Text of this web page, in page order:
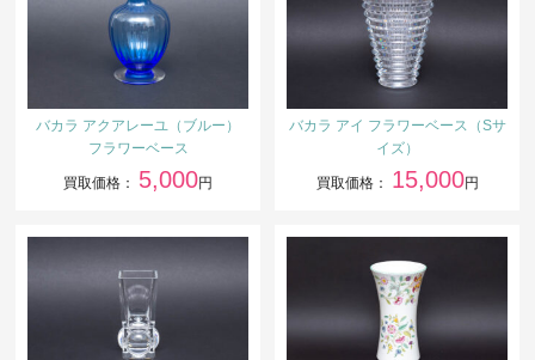
バカラ アクアレーユ（ブルー）
フラワーベース
買取価格： 5,000円
バカラ アイ フラワーベース（Sサ
イズ）
買取価格： 15,000円